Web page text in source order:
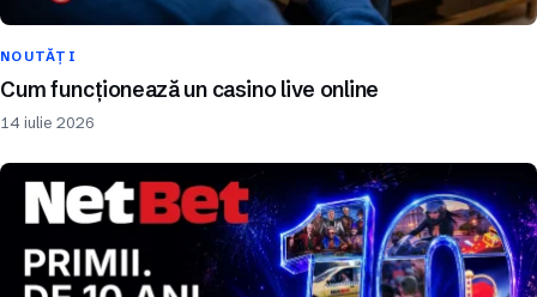
NOUTĂȚI
Cum funcționează un casino live online
14 iulie 2026